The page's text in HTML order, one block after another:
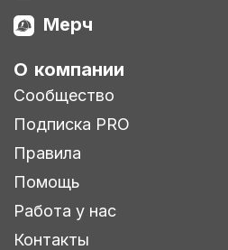
Мерч
О компании
Сообщество
Подписка PRO
Правила
Помощь
Работа у нас
Контакты